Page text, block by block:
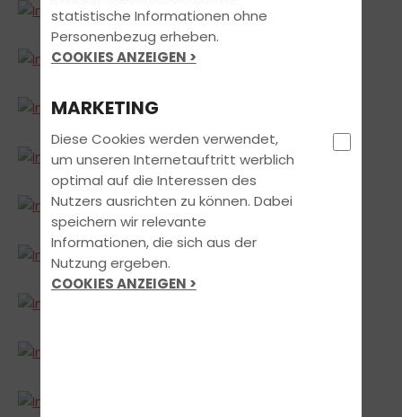
statistische Informationen ohne
Personenbezug erheben.
COOKIES ANZEIGEN >
MARKETING
Diese Cookies werden verwendet,
um unseren Internetauftritt werblich
optimal auf die Interessen des
Nutzers ausrichten zu können. Dabei
speichern wir relevante
Informationen, die sich aus der
Nutzung ergeben.
COOKIES ANZEIGEN >